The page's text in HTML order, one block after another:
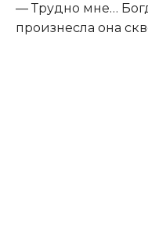
— Трудно мне…
произнесла она